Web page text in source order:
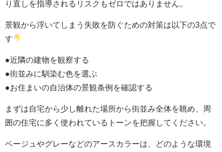
り直しを指導されるリスクもゼロではありません。
景観から浮いてしまう失敗を防ぐための対策は以下の3点で
す
●近隣の建物を観察する
●街並みに馴染む色を選ぶ
●お住まいの自治体の景観条例を確認する
まずは自宅から少し離れた場所から街並み全体を眺め、周
囲の住宅に多く使われているトーンを把握してください。
ベージュやグレーなどのアースカラーは、どのような環境